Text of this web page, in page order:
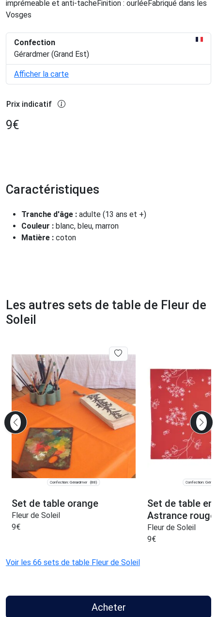
imprémeable et anti-tacheFinition : ourléeFabriqué dans les
Vosges
Confection
Gérardmer (Grand Est)
Afficher la carte
Prix indicatif
9€
Caractéristiques
Tranche d'âge : adulte (13 ans et +)
Couleur : blanc, bleu, marron
Matière : coton
Les autres sets de table de Fleur de
Soleil
Confection: Gérardmer (88)
Set de table orange
Fleur de Soleil
9€
Confection:
Set de table
Astrance rouge
Fleur de Soleil
9€
Voir les 66 sets de table Fleur de Soleil
Acheter